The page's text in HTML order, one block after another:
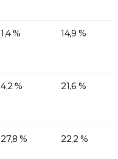
1,4 % 14,9 %
4,2 % 21,6 %
27,8 % 22,2 %